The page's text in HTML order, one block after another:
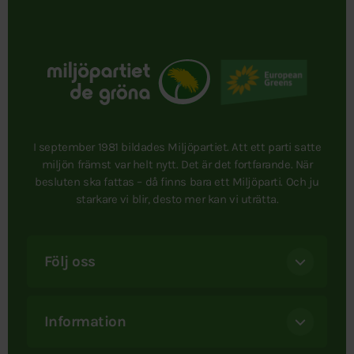
I september 1981 bildades Miljöpartiet. Att ett parti satte
miljön främst var helt nytt. Det är det fortfarande. När
besluten ska fattas – då finns bara ett Miljöparti. Och ju
starkare vi blir, desto mer kan vi uträtta.
Följ oss
Information